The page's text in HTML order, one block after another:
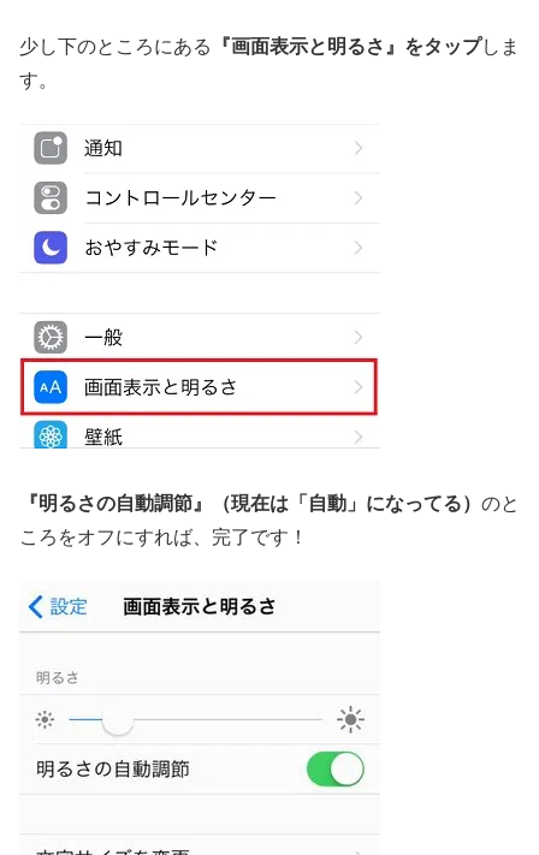
少し下のところにある 『画面表示と明るさ』をタップしま
す。
『明るさの自動調節』（現在は「自動」になってる） のと
ころをオフにすれば、完了です！